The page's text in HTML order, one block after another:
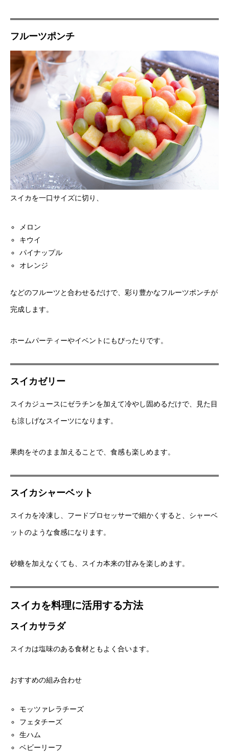
フルーツポンチ
スイカを一口サイズに切り、
メロン
キウイ
パイナップル
オレンジ
などのフルーツと合わせるだけで、彩り豊かなフルーツポンチが
完成します。
ホームパーティーやイベントにもぴったりです。
スイカゼリー
スイカジュースにゼラチンを加えて冷やし固めるだけで、見た目
も涼しげなスイーツになります。
果肉をそのまま加えることで、食感も楽しめます。
スイカシャーベット
スイカを冷凍し、フードプロセッサーで細かくすると、シャーベ
ットのような食感になります。
砂糖を加えなくても、スイカ本来の甘みを楽しめます。
スイカを料理に活用する方法
スイカサラダ
スイカは塩味のある食材ともよく合います。
おすすめの組み合わせ
モッツァレラチーズ
フェタチーズ
生ハム
ベビーリーフ